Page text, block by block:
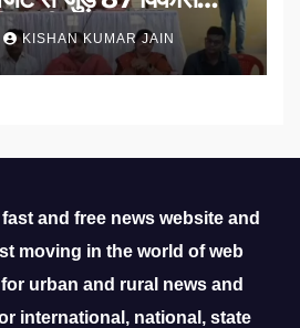
मंजूरी
KISHAN KUMAR JAIN
and free news website and
moving in the world of web
urban and rural news and
international, national, state